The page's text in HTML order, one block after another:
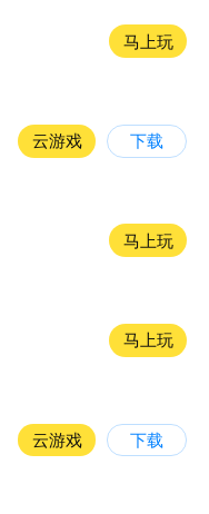
马上玩
云游戏 下载
马上玩
马上玩
云游戏 下载